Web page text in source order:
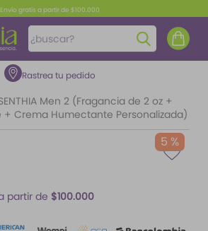
Envío gratis a partir de $100.000
¿buscar?
Rastrea tu pedido
Men 2 (Fragancia de 2 oz +
+ Crema Humectante Personalizada)
5 %
partir de $100.000